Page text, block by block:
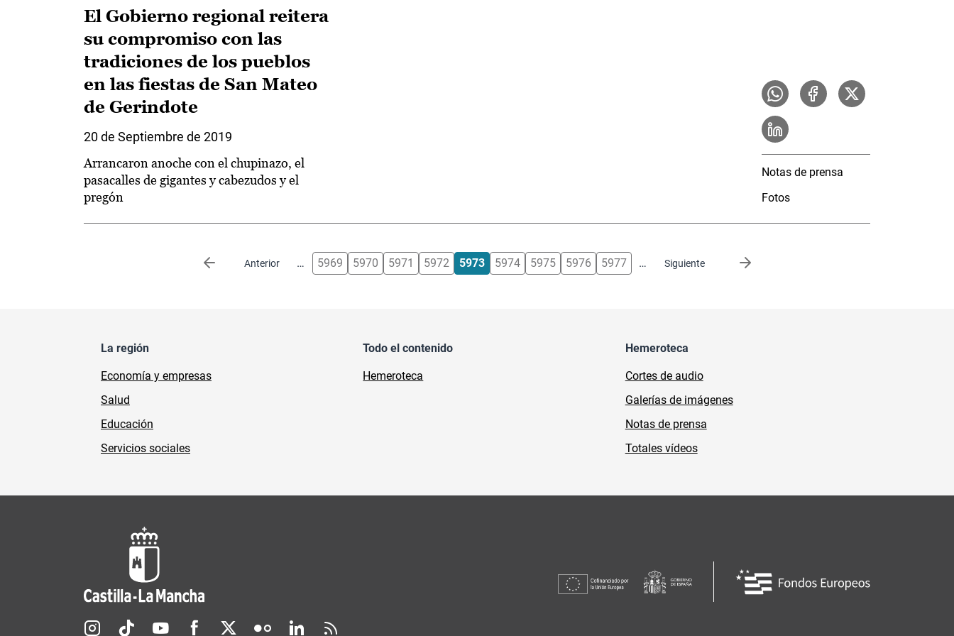
El Gobierno regional reitera
su compromiso con las
tradiciones de los pueblos
en las fiestas de San Mateo
de Gerindote
20 de Septiembre de 2019
Arrancaron anoche con el chupinazo, el
pasacalles de gigantes y cabezudos y el
pregón
Notas de prensa
Fotos
Anterior
Página anterior … 5969 5970 5971 5972 5973 5974 5975 5976 5977 … Siguiente
Siguiente página
La región
Economía y empresas
Salud
Educación
Servicios sociales
Todo el contenido
Hemeroteca
Hemeroteca
Cortes de audio
Galerías de imágenes
Notas de prensa
Totales vídeos
Redes sociales JCCM